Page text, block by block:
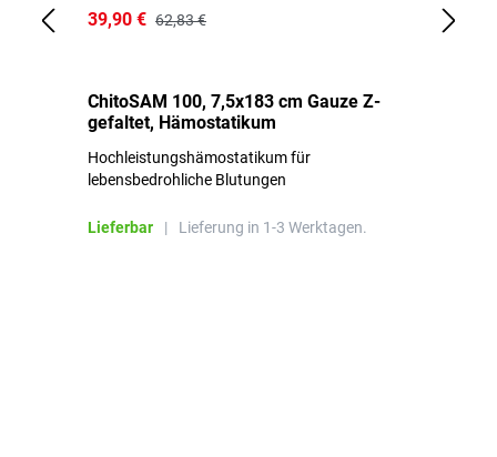
39,90 € 62,83 €
ChitoSAM 100, 7,5x183 cm Gauze Z-
gefaltet, Hämostatikum
Hochleistungshämostatikum für
lebensbedrohliche Blutungen
Lieferbar | Lieferung in 1-3 Werktagen.